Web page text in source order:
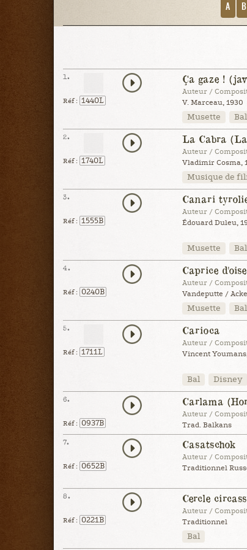
A B
1.
Réf : 1440L
Ça gaze !
Auteur /
V. Marceau, 1930
Musette Bal
2.
Réf : 1740L
La Cabra
Auteur /
Vladimir Cosma,
Musique de
3.
Réf : 1555B
Canari
Auteur /
Édouard Duleu,
Musette Bal
4.
Réf : 0240B
Caprice
Auteur /
Vandeputte /
Musette Bal
5.
Réf : 1711L
Carioca
Auteur /
Vincent
Bal Disney
6.
Réf : 0937B
Carlama
Auteur /
Trad. Balkans
7.
Réf : 0652B
Casatschok
Auteur /
Traditionnel
8.
Réf : 0221B
Cercle
Auteur /
Traditionnel
Bal